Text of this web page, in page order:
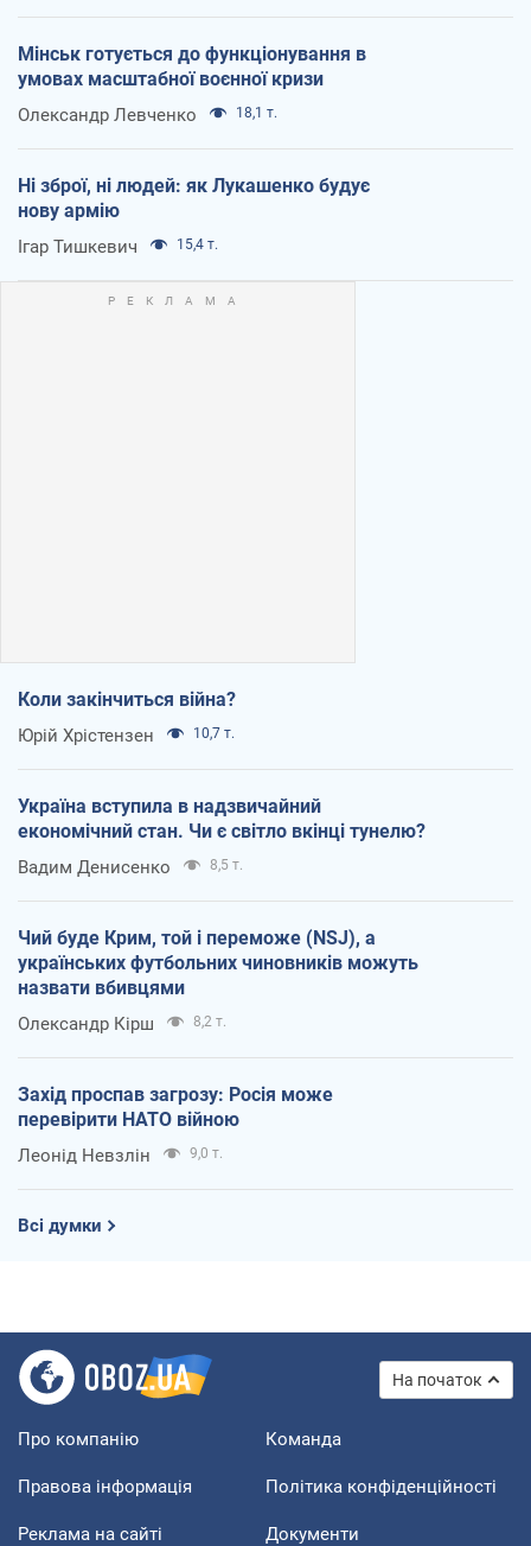
Мінськ готується до функціонування в
умовах масштабної воєнної кризи
Олександр Левченко 18,1 т.
Ні зброї, ні людей: як Лукашенко будує
нову армію
Ігар Тишкевич 15,4 т.
Коли закінчиться війна?
Юрій Хрістензен 10,7 т.
Україна вступила в надзвичайний
економічний стан. Чи є світло вкінці тунелю?
Вадим Денисенко 8,5 т.
Чий буде Крим, той і переможе (NSJ), а
українських футбольних чиновників можуть
назвати вбивцями
Олександр Кірш 8,2 т.
Захід проспав загрозу: Росія може
перевірити НАТО війною
Леонід Невзлін 9,0 т.
Всі думки
На початок
Про компанію Команда
Правова інформація Політика конфіденційності
Реклама на сайті Документи